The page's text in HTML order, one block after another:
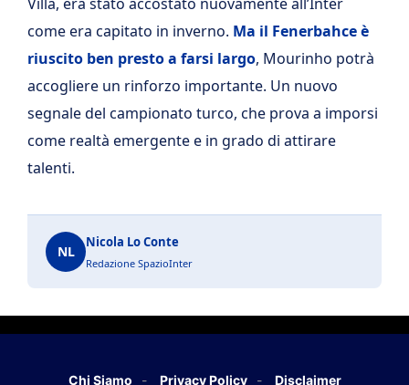
come era capitato in inverno. Ma il Fenerbahce è
riuscito ben presto a farsi largo, Mourinho potrà
accogliere un rinforzo importante. Un nuovo
segnale del campionato turco, che prova a imporsi
come realtà emergente e in grado di attirare
talenti.
NL
Nicola Lo Conte
Redazione SpazioInter
Chi Siamo Privacy Policy Disclaimer